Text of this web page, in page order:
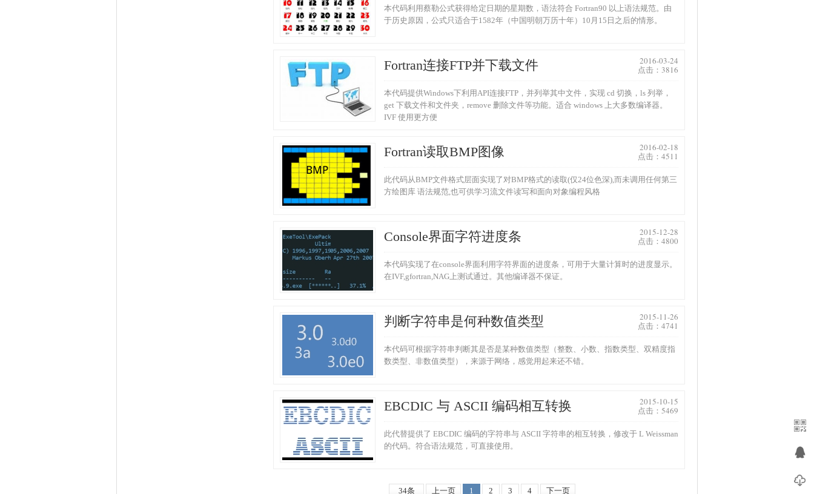
本代码利用蔡勒公式获得给定日期的星期数，语法符合 Fortran90 以上语法规范。由
于历史原因，公式只适合于1582年（中国明朝万历十年）10月15日之后的情形。
Fortran连接FTP并下载文件
2016-03-24
点击：3816
本代码提供Windows下利用API连接FTP，并列举其中文件，实现 cd 切换，ls 列举，
get 下载文件和文件夹，remove 删除文件等功能。适合 windows 上大多数编译器。
IVF 使用更方便
Fortran读取BMP图像
2016-02-18
点击：4511
此代码从BMP文件格式层面实现了对BMP格式的读取(仅24位色深),而未调用任何第三
方绘图库 语法规范,也可供学习流文件读写和面向对象编程风格
Console界面字符进度条
2015-12-28
点击：4800
本代码实现了在console界面利用字符界面的进度条，可用于大量计算时的进度显示。
在IVF,gfortran,NAG上测试通过。其他编译器不保证。
判断字符串是何种数值类型
2015-11-26
点击：4741
本代码可根据字符串判断其是否是某种数值类型（整数、小数、指数类型、双精度指
数类型、非数值类型），来源于网络，感觉用起来还不错。
EBCDIC 与 ASCII 编码相互转换
2015-10-15
点击：5469
此代替提供了 EBCDIC 编码的字符串与 ASCII 字符串的相互转换，修改于 L Weissman
的代码。符合语法规范，可直接使用。
34条 上一页 1 2 3 4 下一页